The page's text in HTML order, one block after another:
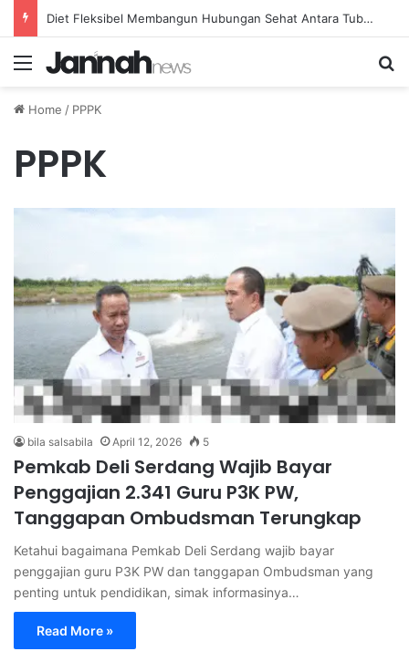
Diet Fleksibel Membangun Hubungan Sehat Antara Tubuh dan Makanan Sehari-hari
Menu
Home / PPPK
PPPK
bila salsabila April 12, 2026 5
Pemkab Deli Serdang Wajib Bayar
Penggajian 2.341 Guru P3K PW,
Tanggapan Ombudsman Terungkap
Ketahui bagaimana Pemkab Deli Serdang wajib bayar
penggajian guru P3K PW dan tanggapan Ombudsman yang
penting untuk pendidikan, simak informasinya…
Read More »